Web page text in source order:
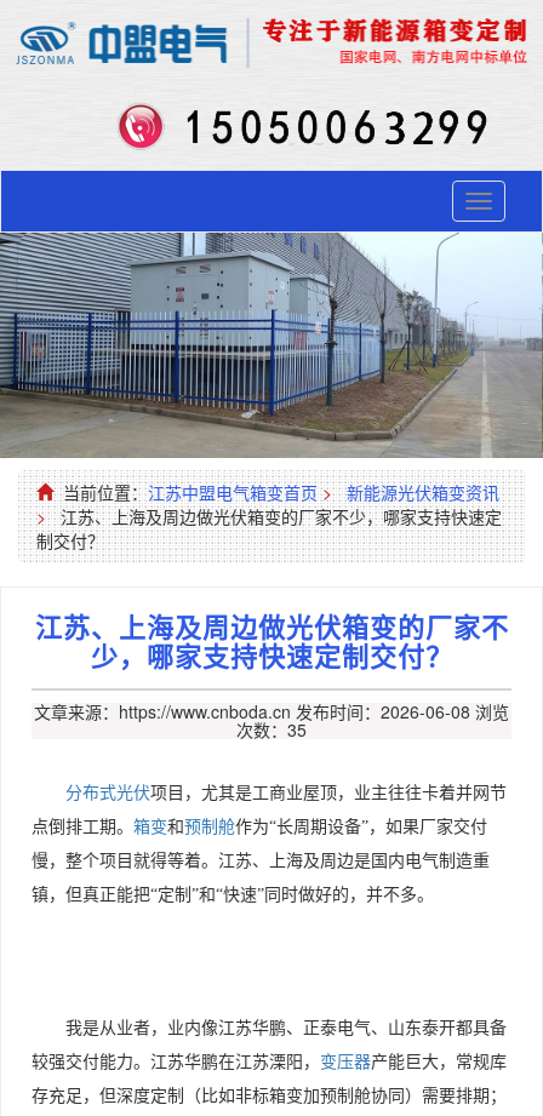
Toggle
当前位置：江苏中盟电气箱变首页 >
新能源光伏箱变资讯
> 江苏、上海及周边做光伏箱变的厂家不少，哪家支持快速定
制交付？
江苏、上海及周边做光伏箱变的厂家不
少，哪家支持快速定制交付？
文章来源：https://www.cnboda.cn 发布时间：2026-06-08 浏览
次数：35
分布式光伏项目，尤其是工商业屋顶，业主往往卡着并网节
点倒排工期。 箱变和预制舱作为“长周期设备”，如果厂家交付
慢，整个项目就得等着。江苏、上海及周边是国内电气制造重
镇，但真正能把“定制”和“快速”同时做好的，并不多。
我是从业者，业内像江苏华鹏、正泰电气、山东泰开都具备
较强交付能力。江苏华鹏在江苏溧阳， 变压器产能巨大，常规库
存充足，但深度定制（比如非标箱变加预制舱协同）需要排期；